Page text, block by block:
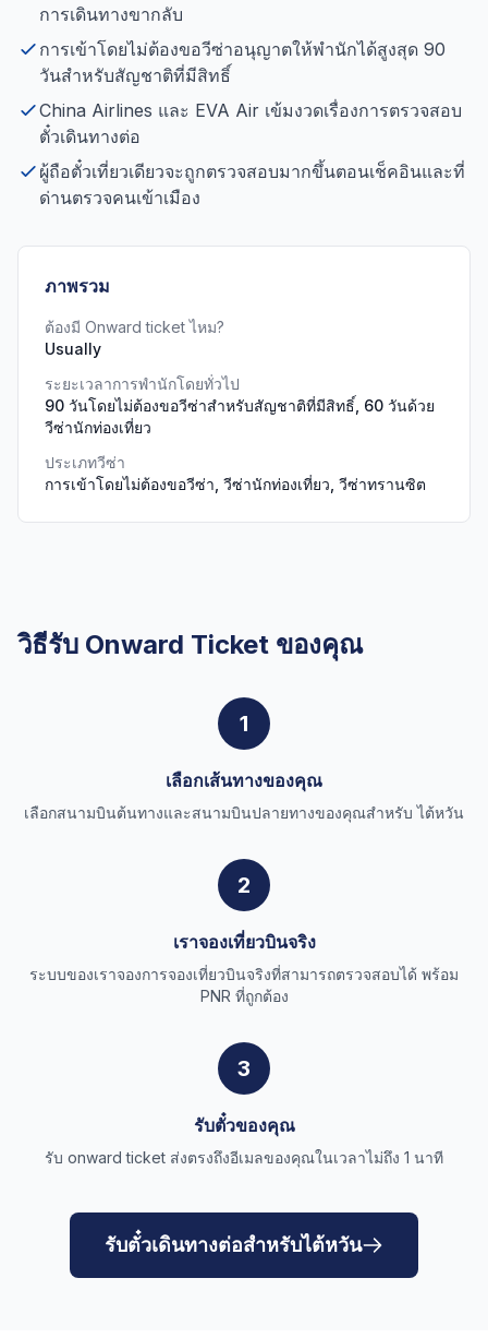
การเดินทางขากลับ
การเข้าโดยไม่ต้องขอวีซ่าอนุญาตให้พำนักได้สูงสุด 90
วันสำหรับสัญชาติที่มีสิทธิ์
China Airlines และ EVA Air เข้มงวดเรื่องการตรวจสอบ
ตั๋วเดินทางต่อ
ผู้ถือตั๋วเที่ยวเดียวจะถูกตรวจสอบมากขึ้นตอนเช็คอินและที่
ด่านตรวจคนเข้าเมือง
ภาพรวม
ต้องมี Onward ticket ไหม?
Usually
ระยะเวลาการพำนักโดยทั่วไป
90 วันโดยไม่ต้องขอวีซ่าสำหรับสัญชาติที่มีสิทธิ์, 60 วันด้วย
วีซ่านักท่องเที่ยว
ประเภทวีซ่า
การเข้าโดยไม่ต้องขอวีซ่า, วีซ่านักท่องเที่ยว, วีซ่าทรานซิต
วิธีรับ Onward Ticket ของคุณ
1
เลือกเส้นทางของคุณ
เลือกสนามบินต้นทางและสนามบินปลายทางของคุณสำหรับ ไต้หวัน
2
เราจองเที่ยวบินจริง
ระบบของเราจองการจองเที่ยวบินจริงที่สามารถตรวจสอบได้ พร้อม
PNR ที่ถูกต้อง
3
รับตั๋วของคุณ
รับ onward ticket ส่งตรงถึงอีเมลของคุณในเวลาไม่ถึง 1 นาที
รับตั๋วเดินทางต่อสำหรับไต้หวัน